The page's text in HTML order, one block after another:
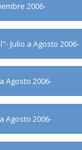
2006-
Julio a Agosto 2006-
Agosto 2006-
Agosto 2006-